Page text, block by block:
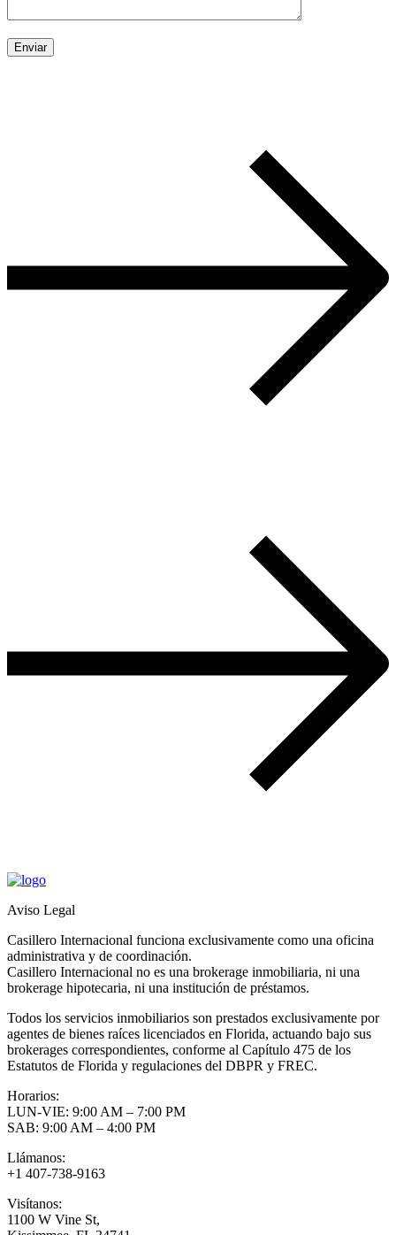
Aviso Legal
Casillero Internacional funciona exclusivamente como una oficina
administrativa y de coordinación.
Casillero Internacional no es una brokerage inmobiliaria, ni una
brokerage hipotecaria, ni una institución de préstamos.
Todos los servicios inmobiliarios son prestados exclusivamente por
agentes de bienes raíces licenciados en Florida, actuando bajo sus
brokerages correspondientes, conforme al Capítulo 475 de los
Estatutos de Florida y regulaciones del DBPR y FREC.
Horarios:
LUN-VIE: 9:00 AM – 7:00 PM
SAB: 9:00 AM – 4:00 PM
Llámanos:
+1 407-738-9163
Visítanos:
1100 W Vine St,